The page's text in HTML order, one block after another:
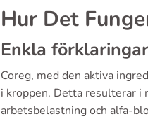
Hur Det
Enkla förklaringar
Coreg, med den aktiva
i kroppen. Detta resulterar i
arbetsbelastning och alfa-